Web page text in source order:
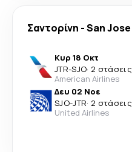
Σαντορίνη -San Jose
Κυρ 18 Οκτ
JTR-SJO· 2 στάσεις
American Airlines
Δευ 02 Νοε
SJO-JTR· 2 στάσεις
United Airlines